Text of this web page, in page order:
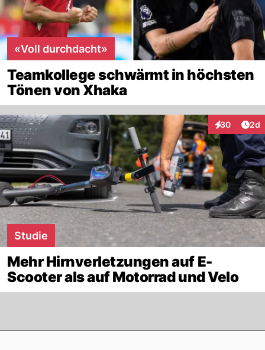
«Voll durchdacht»
Teamkollege schwärmt in höchsten
Tönen von Xhaka
30
Interaktionen
2d
Studie
Mehr Hirnverletzungen auf E-
Scooter als auf Motorrad und Velo